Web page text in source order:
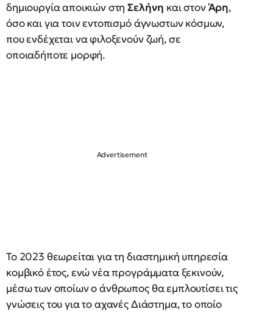
δημιουργία αποικιών στηΣελήνη και στονΆρη,
όσο και για τοιν εντοπισμό άγνωστων κόσμων,
που ενδέχεται να φιλοξενούν ζωή, σε
οποιαδήποτε μορφή.
Το 2023 θεωρείται για τη διαστημική υπηρεσία
κομβικό έτος, ενώ νέα προγράμματα ξεκινούν,
μέσω των οποίων ο άνθρωπος θα εμπλουτίσει τις
γνώσεις του για το αχανές Διάστημα, το οποίο